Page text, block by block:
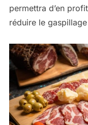
permettra d’en
réduire le